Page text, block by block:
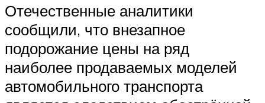
Отечественные аналитики
сообщили, что внезапное
подорожание цены на ряд
наиболее продаваемых моделей
автомобильного транспорта